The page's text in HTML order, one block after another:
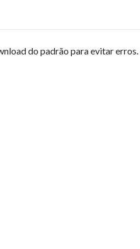
do padrão para evitar erros.